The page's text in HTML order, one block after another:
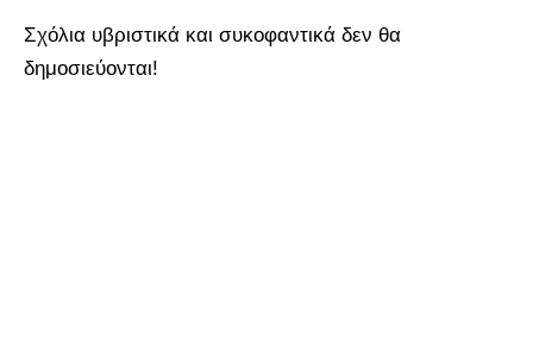
Σχόλια υβριστικά και συκοφαντικά δεν θα
δημοσιεύονται!